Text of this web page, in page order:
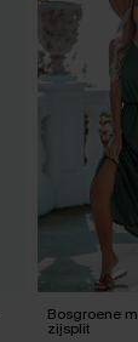
Bosgroene
zijsplit